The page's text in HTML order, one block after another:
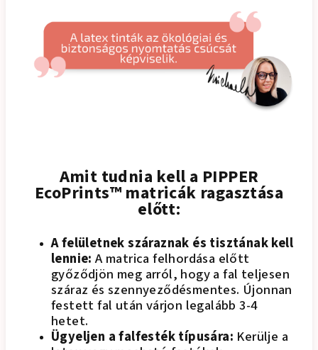
Amit tudnia kell a PIPPER
EcoPrints™ matricák ragasztása
előtt:
A felületnek száraznak és tisztának kell
lennie:A matrica felhordása előtt
győződjön meg arról, hogy a fal teljesen
száraz és szennyeződésmentes. Újonnan
festett fal után várjon legalább 3-4
hetet.
Ügyeljen a falfesték típusára: Kerülje a